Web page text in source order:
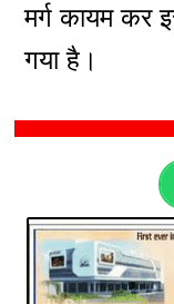
मर्ग कायम कर
गया है।